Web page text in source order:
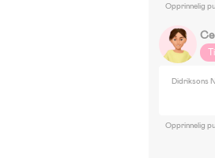
Opprinnelig
Didriksons
Opprinnelig